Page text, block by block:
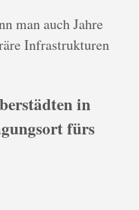
man auch Jahre
Infrastrukturen
in
fürs